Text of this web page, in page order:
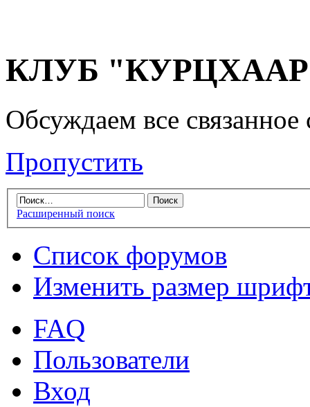
КЛУБ "КУРЦХААР"
Обсуждаем все
Пропустить
Расширенный поиск
Список форумов
Изменить размер
FAQ
Пользователи
Вход